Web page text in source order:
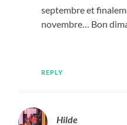
septembre et
novembre… Bon
REPLY
Hilde